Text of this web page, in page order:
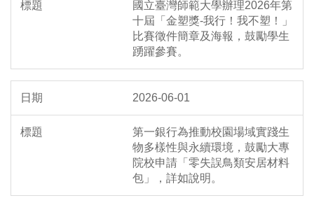
國立臺灣師範大學辦理2026年第
十屆「金塑獎-我行！我不塑！」
比賽徵件簡章及海報，鼓勵學生
踴躍參賽。
2026-06-01
第一銀行為推動校園場域實踐生
物多樣性與永續環境，鼓勵大專
院校申請「零失誤鳥類安居材料
包」，詳如說明。